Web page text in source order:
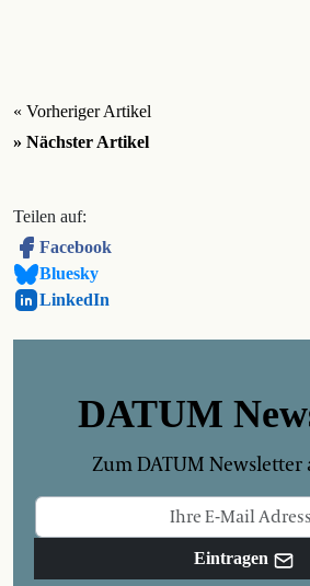
« Vorheriger Artikel
» Nächster Artikel
Teilen auf:
Facebook
Bluesky
LinkedIn
DATUM
Zum DATUM Newsletter
Eintragen